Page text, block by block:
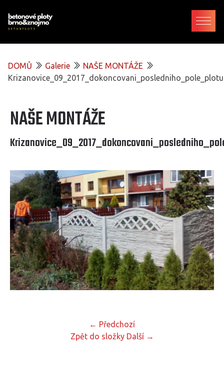
DOMŮ Galerie
NAŠE MONTÁŽE
Krizanovice_09_2017_dokoncovani_posledniho_pole_plotu
NAŠE MONTÁŽE
← Předchozí
Zpět do složky Další →